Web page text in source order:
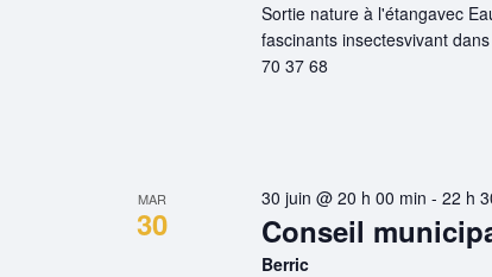
Sortie nature à l'étangavec
fascinants insectesvivant
70 37 68
MAR
30
30 juin @ 20 h 00 min - 22 h
Conseil
Berric